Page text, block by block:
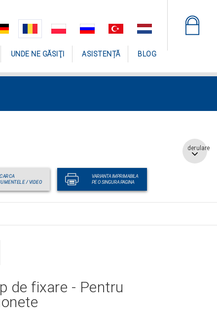
derulare
UNDE NE GĂSIŢI ASISTENȚĂ BLOG
/ VIDEO
VARIANTA IMPRIMABILA
PE O SINGURA PAGINA
de fixare - Pentru